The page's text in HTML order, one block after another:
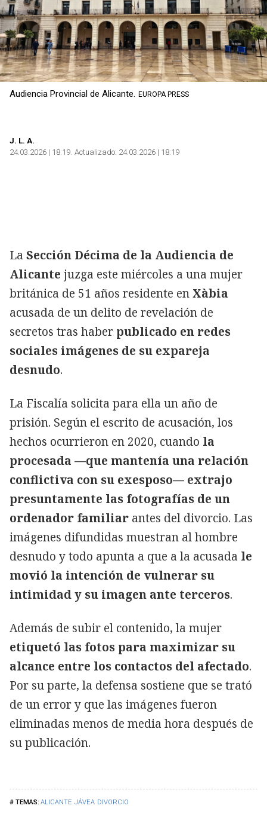
Audiencia Provincial de Alicante. EUROPA PRESS
J. L. A.
24.03.2026 | 18:19 Actualizado: 24.03.2026 | 18:19
ALICANTE JÁVEA DIVORCIO
La Sección Décima de la Audiencia de
Alicante juzga este miércoles a una mujer
británica de 51 años residente enXàbia
acusada de un delito de revelación de
secretos tras haber publicado en redes
sociales imágenes de su expareja
desnudo.
La Fiscalía solicita para ella un año de
prisión. Según el escrito de acusación, los
hechos ocurrieron en 2020, cuando la
procesada —que mantenía una relación
conflictiva con su exesposo— extrajo
presuntamente las fotografías de un
ordenador familiar antes del divorcio. Las
imágenes difundidas muestran al hombre
desnudo y todo apunta a que a la acusada le
movió la intención de vulnerar su
intimidad y su imagen ante terceros.
Además de subir el contenido, la mujer
etiquetó las fotos para maximizar su
alcance entre los contactos del afectado.
Por su parte, la defensa sostiene que se trató
de un error y que las imágenes fueron
eliminadas menos de media hora después de
su publicación.